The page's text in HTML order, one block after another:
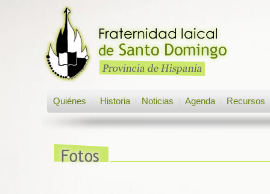
Quiénes Historia Noticias Agenda Recursos